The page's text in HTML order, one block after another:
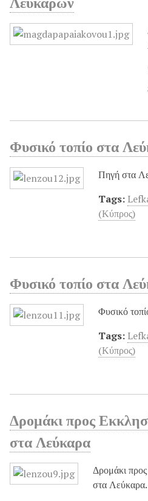
Φυσικό τοπίο στα
Πηγή στα
Tags:
(Κύπρος)
Φυσικό τοπίο στα
Φυσικό
Tags:
(Κύπρος)
Δρομάκι προς
στα Λεύκαρα
Δρομάκι
στα Λεύκαρα.